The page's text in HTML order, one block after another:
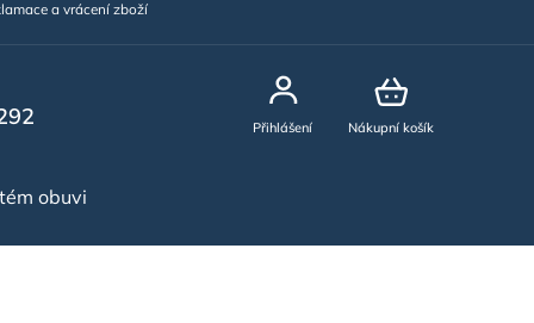
a vrácení zboží
Nákupní košík
Přihlášení
obuvi